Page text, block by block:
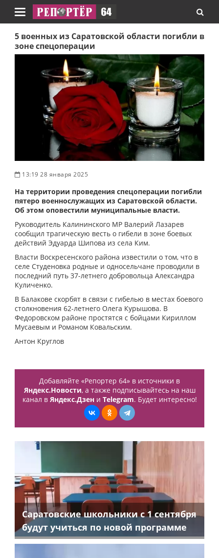
Навигация
5 военных из Саратовской области погибли в
зоне спецоперации
13:19 28 января 2025
На территории проведения спецоперации погибли
пятеро военнослужащих из Саратовской области.
Об этом оповестили муниципальные власти.
Руководитель Калининского МР Валерий Лазарев
сообщил трагическую весть о гибели в зоне боевых
действий Эдуарда Шипова из села Ким.
Власти Воскресенского района известили о том, что в
селе Студеновка родные и односельчане проводили в
последний путь 37-летнего добровольца Александра
Куличенко.
В Балакове скорбят в связи с гибелью в местах боевого
столкновения 62-летнего Олега Курышова. В
Федоровском районе простятся с бойцами Кириллом
Мусаевым и Романом Ковальским.
Антон Круглов
Добавляйте «Репортер 64» в источники в
Яндекс.Новости, а также подписывайтесь на наш
канал в Яндекс.Дзени Telegram. Будет интересно!
Саратовские школьники с 1 сентября
будут учиться по новой программе